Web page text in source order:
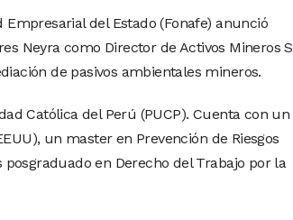
del Estado (Fonafe) anunció
Neyra como Director de Activos Mineros
de pasivos ambientales mineros.
Católica del Perú (PUCP). Cuenta con un
un master en Prevención de Riesgos
en Derecho del Trabajo por la